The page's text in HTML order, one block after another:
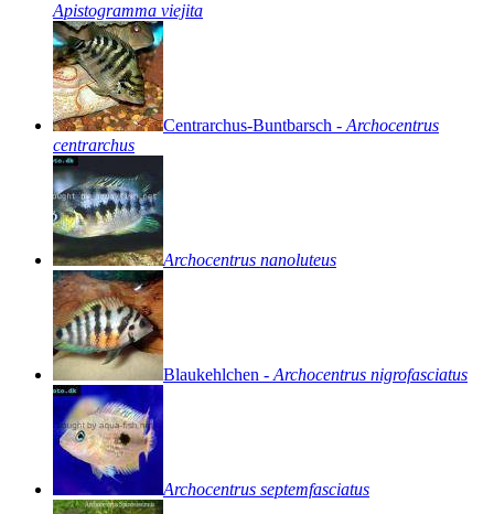
Apistogramma viejita
Centrarchus-Buntbarsch - Archocentrus
centrarchus
Archocentrus nanoluteus
Blaukehlchen - Archocentrus nigrofasciatus
Archocentrus septemfasciatus